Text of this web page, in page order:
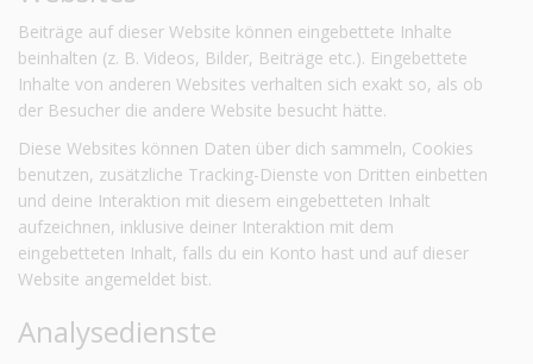
Beiträge auf dieser Website können eingebettete Inhalte
beinhalten (z. B. Videos, Bilder, Beiträge etc.). Eingebettete
Inhalte von anderen Websites verhalten sich exakt so, als ob
der Besucher die andere Website besucht hätte.
Diese Websites können Daten über dich sammeln, Cookies
benutzen, zusätzliche Tracking-Dienste von Dritten einbetten
und deine Interaktion mit diesem eingebetteten Inhalt
aufzeichnen, inklusive deiner Interaktion mit dem
eingebetteten Inhalt, falls du ein Konto hast und auf dieser
Website angemeldet bist.
Analysedienste